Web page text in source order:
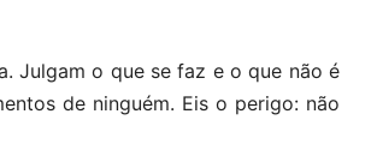
Julgam o que se faz e o que não é
de ninguém. Eis o perigo: não